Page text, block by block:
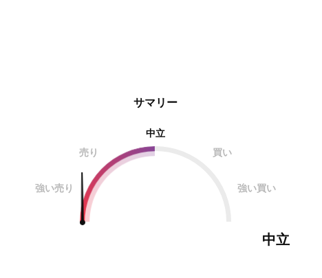
サマリー
中立
売り
買い
強い売り 強い買い
中立